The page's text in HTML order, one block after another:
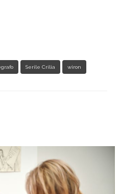
Serile Crilia wiron